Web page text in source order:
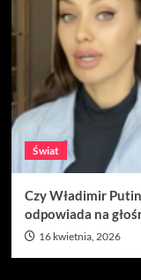
Świat
Czy Władimir
odpowiada na
16 kwietnia, 2026